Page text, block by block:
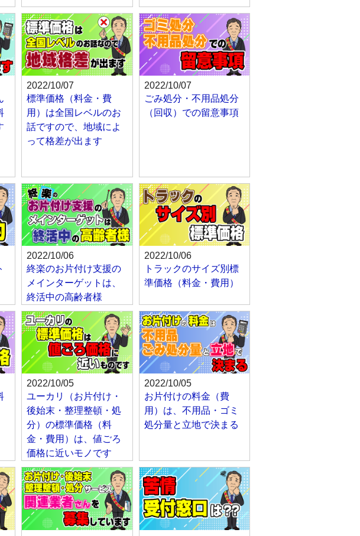
2022/10/07
標準価格（料金・費
用）は全国レベルのお
話ですので、地域によ
って格差が出ます
2022/10/07
ごみ処分・不用品処分
（回収）での留意事項
2022/10/06
終楽のお片付け支援の
メインターゲットは、
終活中の高齢者様
2022/10/06
トラックのサイズ別標
準価格（料金・費用）
2022/10/05
ユーカリ（お片付け・
後始末・整理整頓・処
分）の標準価格（料
金・費用）は、値ごろ
価格に近いモノです
2022/10/05
お片付けの料金（費
用）は、不用品・ゴミ
処分量と立地で決まる